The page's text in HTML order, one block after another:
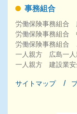
事務組合
労働保険事務組合
労働保険事務組合
労働保険事務組合
一人親方 広島一人
一人親方 建設業安
サイトマップ